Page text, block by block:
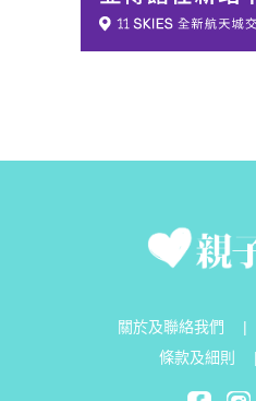
關於及聯絡我們
條款及細則